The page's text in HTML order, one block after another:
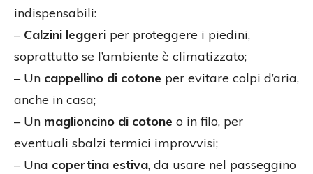
indispensabili:
– Calzini leggeri per proteggere i piedini,
soprattutto se l’ambiente è climatizzato;
– Un cappellino di cotone per evitare colpi d’aria,
anche in casa;
– Un maglioncino di cotone o in filo, per
eventuali sbalzi termici improvvisi;
– Una copertina estiva, da usare nel passeggino